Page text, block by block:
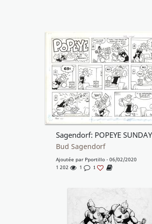
Bud Sagendorf
Ajoutée par Pportillo - 06/02/2020
1 202
1 1